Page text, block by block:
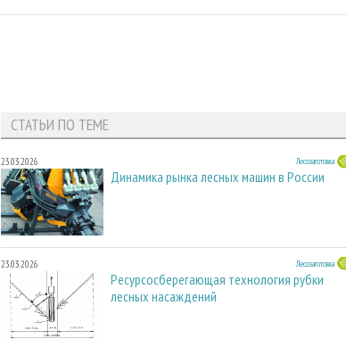
СТАТЬИ ПО ТЕМЕ
23.03.2026 Лесозаготовка
Динамика рынка лесных машин в России
23.03.2026 Лесозаготовка
Ресурсосберегающая технология рубки
лесных насаждений